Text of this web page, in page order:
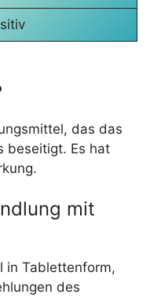
das das
beseitigt. Es hat
mit
in Tablettenform,
des